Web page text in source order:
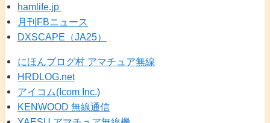
hamlife.jp
月刊FBニュース
DXSCAPE（JA25）
にほんブログ村 アマチュア無線
HRDLOG.net
アイコム(Icom Inc.)
KENWOOD 無線通信